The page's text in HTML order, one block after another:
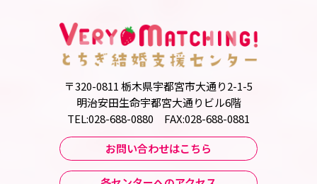
〒320-0811 栃木県宇都宮市大通り2-1-5
明治安田生命宇都宮大通りビル6階
TEL:028-688-0880 FAX:028-688-0881
お問い合わせはこちら